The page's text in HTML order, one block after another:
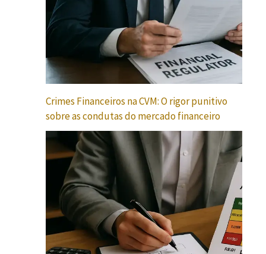
Crimes Financeiros na CVM: O rigor punitivo
sobre as condutas do mercado financeiro